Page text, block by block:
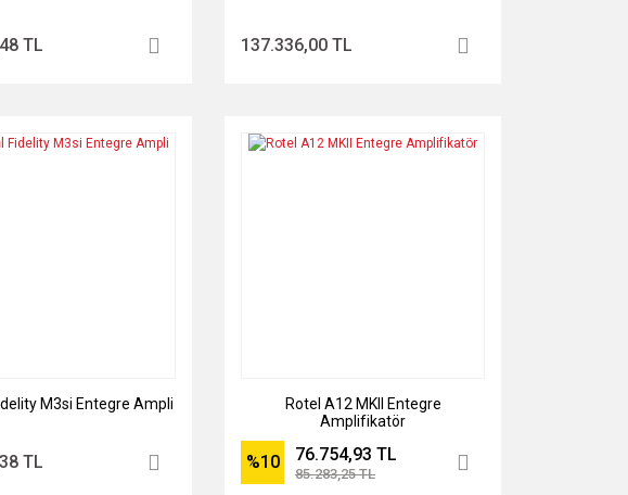
TL 137.336,00 TL
M3si Entegre Ampli
TL
Rotel A12 MKII Entegre
Amplifikatör
%10 76.754,93 TL
85.283,25 TL